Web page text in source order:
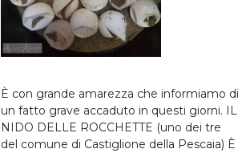
È con grande amarezza che informiamo di
un fatto grave accaduto in questi giorni. IL
NIDO DELLE ROCCHETTE (uno dei tre
del comune di Castiglione della Pescaia) È